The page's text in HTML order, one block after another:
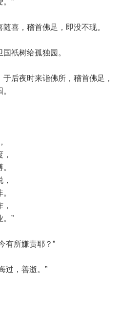
”
喜，稽首佛足，即没不现。
祇树给孤独园。
后夜时来诣佛所，稽首佛足，
”
有所嫌责耶？”
过，善逝。”